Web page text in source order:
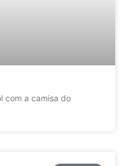
com a camisa do